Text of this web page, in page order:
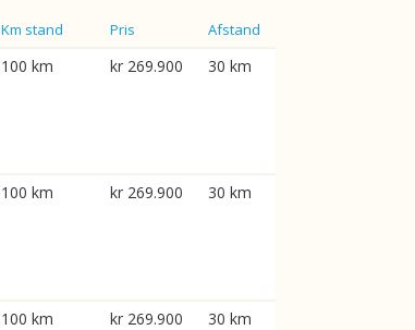
Km stand Pris Afstand
100 km kr 269.900 30 km
100 km kr 269.900 30 km
100 km kr 269.900 30 km